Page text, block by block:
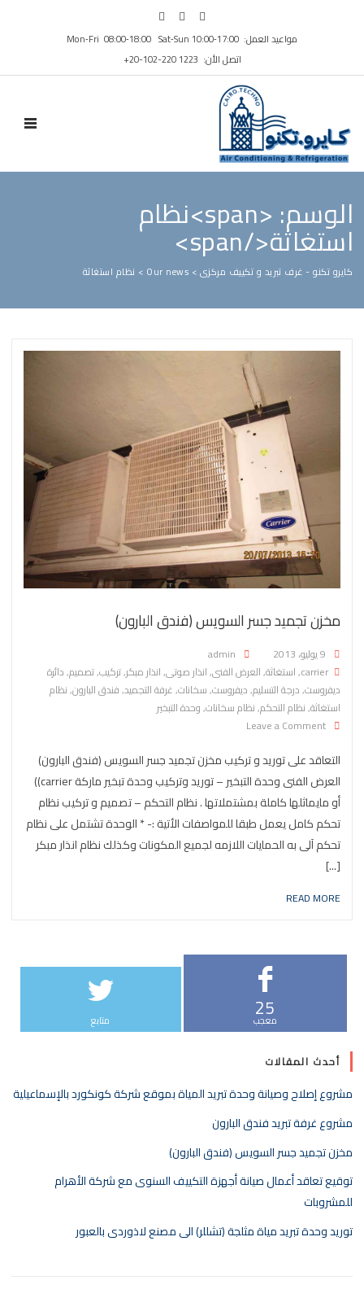
مواعيد العمل: Mon‑Fri 08:00‑18:00 Sat‑Sun 10:00‑17:00
اتصل الأن: ⁦+20-102-220 1223⁩
MENU
الوسم: <span>نظام
استغاثة</span>
كايرو تكنو - غرف تبريد و تكييف مركزى>
Our news
> نظام استغاثة
مخزن تجميد جسر السويس (فندق البارون)
Posted on
9 يوليو، 2013
admin
carrier
,استغاثة,العرض الفنى,انذار صوتى,انذار مبكر,تركيب,تصميم,دائرة
ديفروست,درجة التسليم,ديفروست,سخانات,غرفة التجميد,فندق البارون,نظام
استغاثة,نظام التحكم,نظام سخانات,وحدة التبخير
Leave a Comment
التعاقد على توريد و تركيب مخزن تجميد جسر السويس (فندق البارون)
العرض الفنى وحدة التبخير – توريد وتركيب وحدة تبخير ماركة carrier))
أو مايماثلها كاملة بمشتملاتها . نظام التحكم – تصميم و تركيب نظام
تحكم كامل يعمل طبقا للمواصفات الأتية :- * الوحدة تشتمل على نظام
تحكم آلى به الحمايات اللازمه لجميع المكونات وكذلك نظام انذار مبكر
[...]
READ MORE
25
معجب متابع
أحدث المقالات
مشروع إصلاح وصيانة وحدة تبريد المياة بموقع شركة كونكورد بالإسماعيلية
مشروع غرفة تبريد فندق البارون
مخزن تجميد جسر السويس (فندق البارون)
توقيع تعاقد أعمال صيانة أجهزة التكييف السنوى مع شركة الأهرام
للمشروبات
توريد وحدة تبريد مياة مثلجة (تشللر) الى مصنع لاذوردى بالعبور